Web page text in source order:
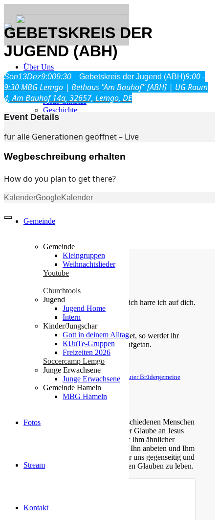
Über Uns
Was wir glauben
Jesus Christus
Geschichte
Neu hier
Veranstaltungen
Gemeinde
Gemeinde
Kleingruppen
Weihnachtslieder
Youtube
Churchtools
Jugend
Jugend Home
Intern
Kinder/Jungschar
Gott in deinem Alltag
KiJuTe-Gruppen
Freizeiten 2026
Soccercamp Lemgo
Junge Erwachsene
Junge Erwachsene
Gemeinde Hameln
MBG Hameln
Fotos
Stream
Kontakt
GEBETSKREIS DER
JUGEND (ABH)
Son13Dez9:009:30 Gebetskreis der Jugend (ABH)9:00 -
9:30MBG Lemgo | Bethaus "Am Bauhof" [ABH] | UG Raum
4, Am Bauhof 14a, 32657, Lemgo, DE
Event Details
für alle Generationen geöffnet – Live
Wegbeschreibung erhalten
How do you plan to get there?
KalenderGoogleKalender
Du bist der Gott, der mir hilft; täglich harre ich auf dich.
Psalm 25,5
Bittet, so wird euch gegeben; suchet, so werdet ihr
finden; klopfet an, so wird euch aufgetan.
Matthäus 7,7
© Evangelische Brüder-Unität – Herrnhuter Brüdergemeine
Weitere Informationen finden Sie hier
Unsere Gemeinde besteht aus verschiedenen Menschen
jeden Alters, die eins verbindet: der Glaube an Jesus
Christus. Gemeinsam möchten wir Ihm ähnlicher
werden, Sein Wort kennen lernen, Ihn anbeten und Ihm
nachfolgen. Dabei unterstützen wir uns gegenseitig und
ermutigen uns auch im Alltag diesen Glauben zu leben.
Gottesdienste